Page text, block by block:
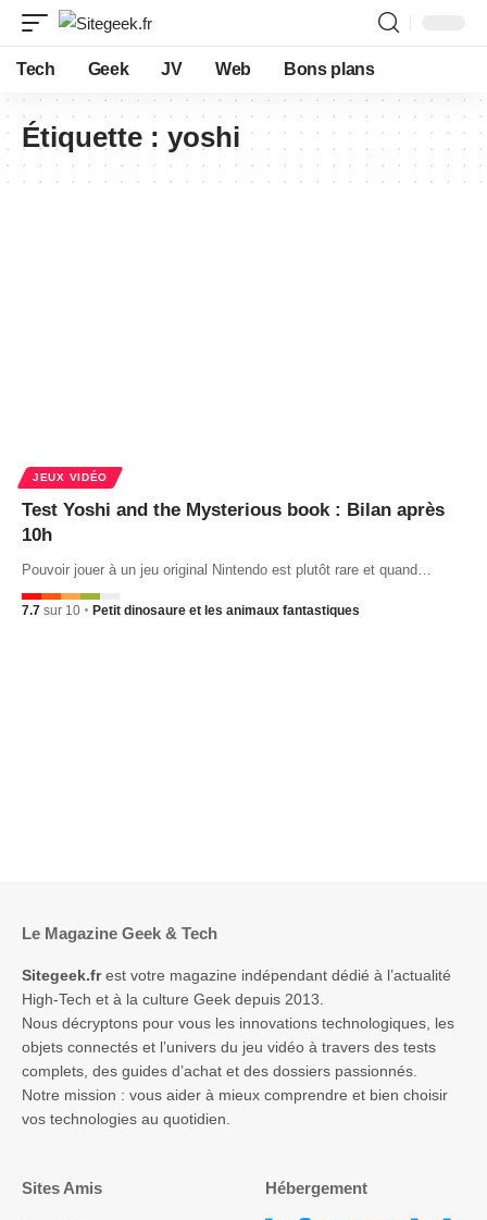
Tech Geek JV Web Bons plans
Étiquette : yoshi
JEUX VIDÉO
Test Yoshi and the Mysterious book : Bilan après
10h
Pouvoir jouer à un jeu original Nintendo est plutôt rare et quand…
7.7 sur 10 Petit dinosaure et les animaux fantastiques
Le Magazine Geek & Tech
Sitegeek.frest votre magazine indépendant dédié à l’actualité
High-Tech et à la culture Geek depuis 2013.
Nous décryptons pour vous les innovations technologiques, les
objets connectés et l’univers du jeu vidéo à travers des tests
complets, des guides d’achat et des dossiers passionnés.
Notre mission : vous aider à mieux comprendre et bien choisir
vos technologies au quotidien.
Sites Amis Hébergement